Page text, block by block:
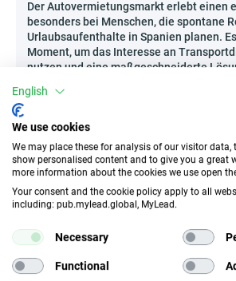
Der Autovermietungsmarkt erlebt einen
besonders bei Menschen, die spontane
Urlaubsaufenthalte in Spanien planen.
Moment, um das Interesse an
nutzen und eine maßgeschneiderte
Transportoptionen in Form von
Infografiken wie Flugzeug vs.
zeige die Vorteile individueller
Nimm Podcasts und Audio-
Communitys auf, in denen du
vorteilhafte Autoreservierungen
du Tipps gibst, wie man günstig
Spanien reist, und dabei das
- ES integrierst.
English
We use cookies
We may place these for analysis of our visitor data,
show personalised content and to give you a great
more information about the cookies we use open
Your consent and the cookie policy apply to all
including: pub.mylead.global, MyLead.
Necessary
Functional